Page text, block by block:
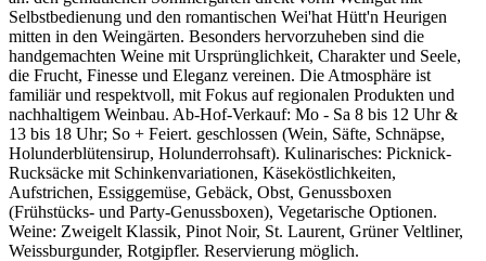
Selbstbedienung und den romantischen Wei'hat Hütt'n Heurigen
mitten in den Weingärten. Besonders hervorzuheben sind die
handgemachten Weine mit Ursprünglichkeit, Charakter und Seele,
die Frucht, Finesse und Eleganz vereinen. Die Atmosphäre ist
familiär und respektvoll, mit Fokus auf regionalen Produkten und
nachhaltigem Weinbau. Ab-Hof-Verkauf: Mo - Sa 8 bis 12 Uhr &
13 bis 18 Uhr; So + Feiert. geschlossen (Wein, Säfte, Schnäpse,
Holunderblütensirup, Holunderrohsaft). Kulinarisches: Picknick-
Rucksäcke mit Schinkenvariationen, Käseköstlichkeiten,
Aufstrichen, Essiggemüse, Gebäck, Obst, Genussboxen
(Frühstücks- und Party-Genussboxen), Vegetarische Optionen.
Weine: Zweigelt Klassik, Pinot Noir, St. Laurent, Grüner Veltliner,
Weissburgunder, Rotgipfler. Reservierung möglich.